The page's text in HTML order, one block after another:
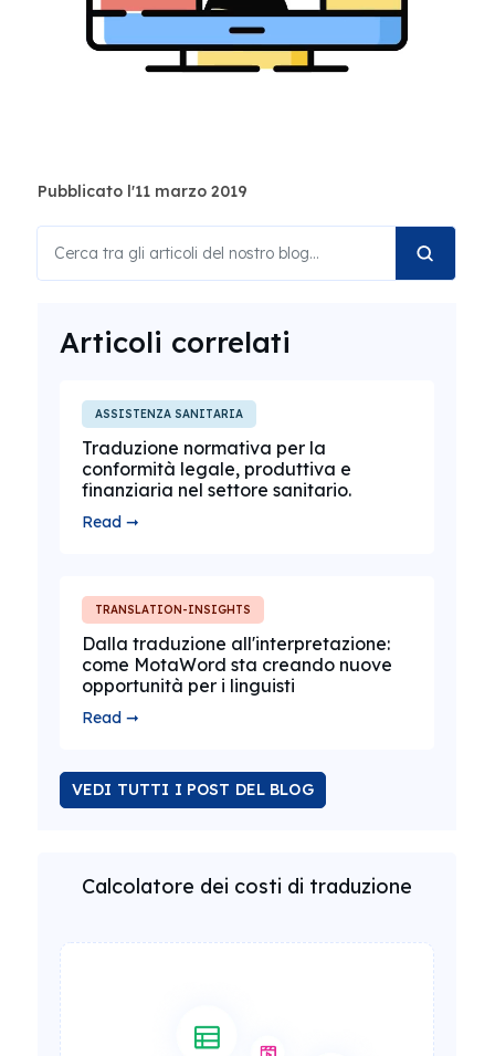
Pubblicato l'11 marzo 2019
Articoli correlati
ASSISTENZA SANITARIA
Traduzione normativa per la
conformità legale, produttiva e
finanziaria nel settore sanitario.
Read ➞
TRANSLATION-INSIGHTS
Dalla traduzione all'interpretazione:
come MotaWord sta creando nuove
opportunità per i linguisti
Read ➞
VEDI TUTTI I POST DEL BLOG
Calcolatore dei costi di traduzione